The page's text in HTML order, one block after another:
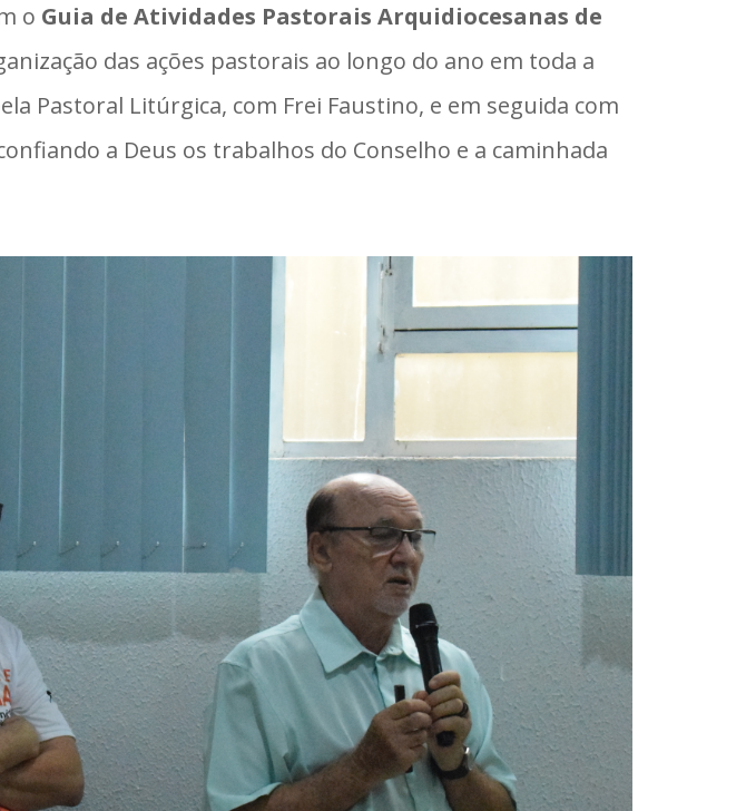
o Guia de Atividades Pastorais Arquidiocesanas de
das ações pastorais ao longo do ano em toda a
Pastoral Litúrgica, com Frei Faustino, e em seguida com
a Deus os trabalhos do Conselho e a caminhada